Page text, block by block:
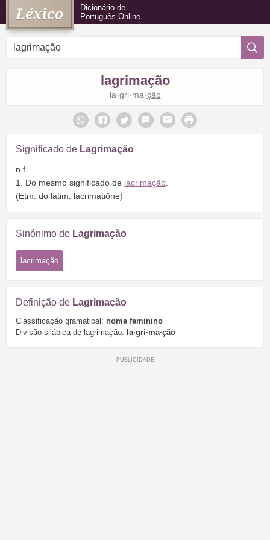
Dicionário de
Português Online
lagrimação
la·gri·ma·ção
Significado de Lagrimação
n.f.
1. Do mesmo significado de lacrimação
(Etm. do latim: lacrimatiōne)
Sinónimo de Lagrimação
lacrimação
Definição de Lagrimação
Classificação gramatical: nome feminino
Divisão silábica de lagrimação: la·gri·ma·ção